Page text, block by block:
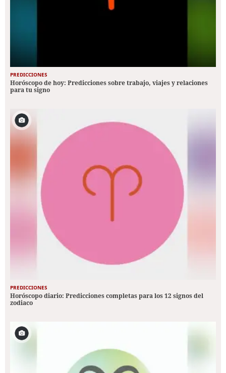
PREDICCIONES
Horóscopo de hoy: Predicciones sobre trabajo, viajes y relaciones
para tu signo
PREDICCIONES
Horóscopo diario: Predicciones completas para los 12 signos del
zodiaco